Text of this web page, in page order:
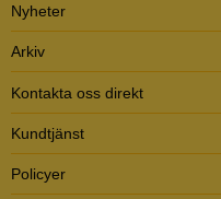
Nyheter
Arkiv
Kontakta oss direkt
Kundtjänst
Policyer